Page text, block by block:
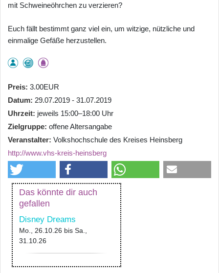
mit Schweineöhrchen zu verzieren?
Euch fällt bestimmt ganz viel ein, um witzige, nützliche und
einmalige Gefäße herzustellen.
Preis 3.00EUR
Datum 29.07.2019 - 31.07.2019
Uhrzeit jeweils 15:00–18:00 Uhr
Zielgruppe offene Altersangabe
Veranstalter Volkshochschule des Kreises Heinsberg
http://www.vhs-kreis-heinsberg
Das könnte dir auch
gefallen
Disney Dreams
Mo., 26.10.26 bis Sa.,
31.10.26